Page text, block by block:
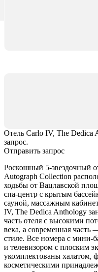
Отель Carlo IV, The Dedica
запрос.
Отправить запрос
Роскошный 5-звездочный
Autograph Collection
ходьбы от Вацлавской
спа-центр с крытым
сауной, массажным
IV, The Dedica Anthology
часть отеля с высокими
века, а современная
стиле. Все номера с мини-
и телевизором с плоским
укомплектованы халатом,
косметическими